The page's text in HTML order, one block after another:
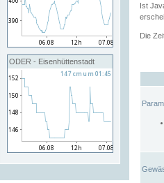
ODER - Eisenhüttenstadt
Ist
Die